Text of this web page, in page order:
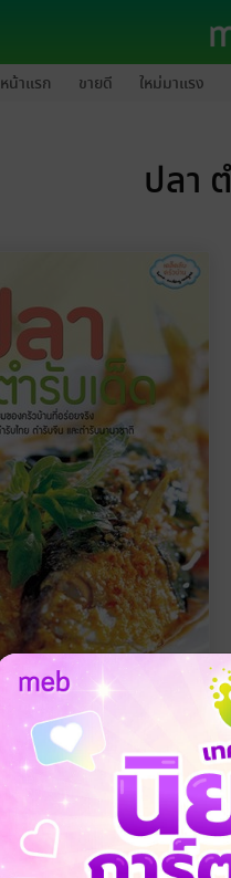
หน้าแรก ขายดี ใหม่มาแรง
ปลา